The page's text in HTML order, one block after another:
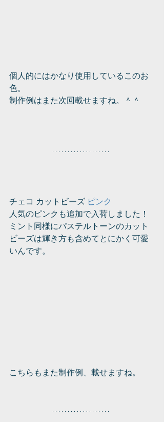
個人的にはかなり使用しているこのお
色。
制作例はまた次回載せますね。＾＾
チェコ カットビーズ ピンク
人気のピンクも追加で入荷しました！
ミント同様にパステルトーンのカット
ビーズは輝き方も含めてとにかく可愛
いんです。
こちらもまた制作例、載せますね。